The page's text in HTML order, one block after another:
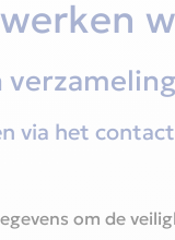
via het
om de